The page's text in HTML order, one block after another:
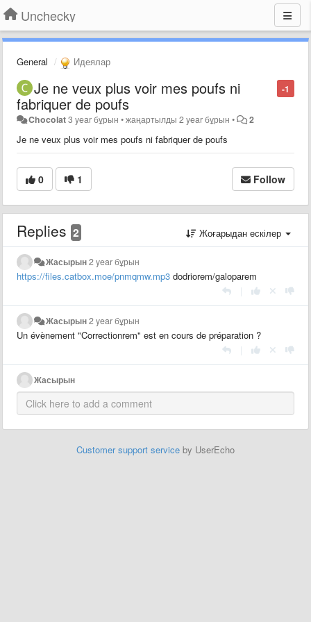
Unchecky
General Идеялар
-1
Je ne veux plus voir mes poufs ni
fabriquer de poufs
Chocolat3 year бұрын •жаңартылды2 year бұрын • 2
Je ne veux plus voir mes poufs ni fabriquer de poufs
0 1 Follow
Replies 2 Жоғарыдан ескілер
Жасырын2 year бұрын
https://files.catbox.moe/pnmqmw.mp3 dodriorem/galoparem
Жасырын2 year бұрын
Un évènement "Correctionrem" est en cours de préparation ?
Жасырын
Customer support service by UserEcho